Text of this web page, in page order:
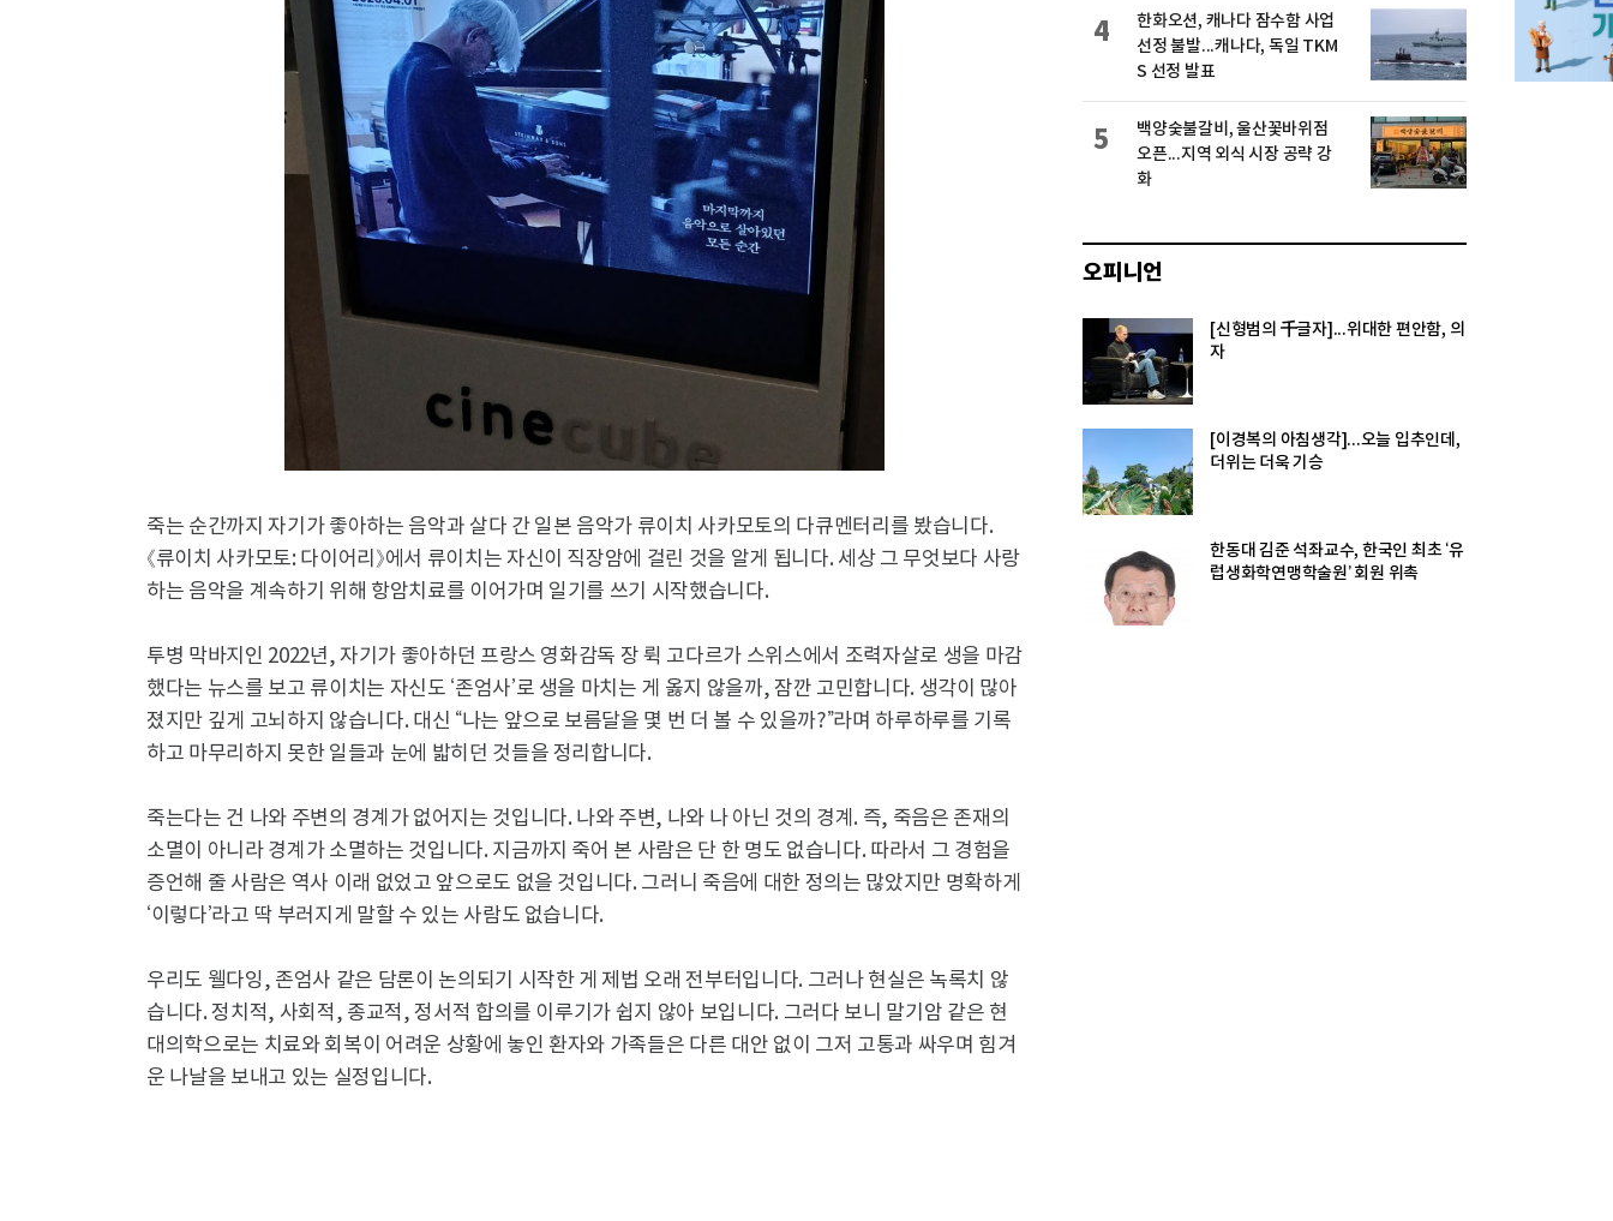
죽는 순간까지 자기가 좋아하는 음악과 살다 간 일본 음악가 류이치 사카모토의 다큐멘터리를 봤습니다.
《류이치 사카모토: 다이어리》에서 류이치는 자신이 직장암에 걸린 것을 알게 됩니다. 세상 그 무엇보다 사랑
하는 음악을 계속하기 위해 항암치료를 이어가며 일기를 쓰기 시작했습니다.
투병 막바지인 2022년, 자기가 좋아하던 프랑스 영화감독 장 뤽 고다르가 스위스에서 조력자살로 생을 마감
했다는 뉴스를 보고 류이치는 자신도 ‘존엄사’로 생을 마치는 게 옳지 않을까, 잠깐 고민합니다. 생각이 많아
졌지만 깊게 고뇌하지 않습니다. 대신 “나는 앞으로 보름달을 몇 번 더 볼 수 있을까?”라며 하루하루를 기록
하고 마무리하지 못한 일들과 눈에 밟히던 것들을 정리합니다.
죽는다는 건 나와 주변의 경계가 없어지는 것입니다. 나와 주변, 나와 나 아닌 것의 경계. 즉, 죽음은 존재의
소멸이 아니라 경계가 소멸하는 것입니다. 지금까지 죽어 본 사람은 단 한 명도 없습니다. 따라서 그 경험을
증언해 줄 사람은 역사 이래 없었고 앞으로도 없을 것입니다. 그러니 죽음에 대한 정의는 많았지만 명확하게
‘이렇다’라고 딱 부러지게 말할 수 있는 사람도 없습니다.
우리도 웰다잉, 존엄사 같은 담론이 논의되기 시작한 게 제법 오래 전부터입니다. 그러나 현실은 녹록치 않
습니다. 정치적, 사회적, 종교적, 정서적 합의를 이루기가 쉽지 않아 보입니다. 그러다 보니 말기암 같은 현
대의학으로는 치료와 회복이 어려운 상황에 놓인 환자와 가족들은 다른 대안 없이 그저 고통과 싸우며 힘겨
운 나날을 보내고 있는 실정입니다.
한화오션, 캐나다 잠수함 사업
선정 불발...캐나다, 독일 TKM
S 선정 발표
4
백양숯불갈비, 울산꽃바위점
오픈...지역 외식 시장 공략 강
화
5
오피니언
[신형범의 千글자]...위대한 편안함, 의
자
[이경복의 아침생각]...오늘 입추인데,
더위는 더욱 기승
한동대 김준 석좌교수, 한국인 최초 ‘유
럽생화학연맹학술원’ 회원 위촉